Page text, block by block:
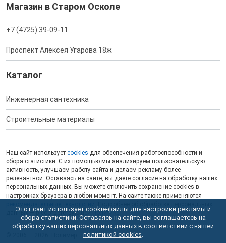
Магазин в Старом Осколе
+7 (4725) 39-09-11
Проспект Алексея Угарова 18ж
Каталог
Инженерная сантехника
Строительные материалы
Наш сайт использует cookies для обеспечения работоспособности и
сбора статистики. С их помощью мы анализируем пользовательскую
активность, улучшаем работу сайта и делаем рекламу более
релевантной. Оставаясь на сайте, вы даете согласие на обработку ваших
персональных данных. Вы можете отключить сохранение cookies в
настройках браузера в любой момент. На сайте также применяются
данных — в соответствующейПолитике.
Этот сайт использует cookie-файлы для настройки рекламы и
сбора статистики. Оставаясь на сайте, вы соглашаетесь на
обработку ваших персональных данных в соответствии с нашей
политикой cookies.